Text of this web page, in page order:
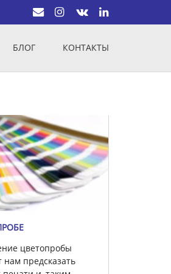
БЛОГ КОНТАКТЫ
цветопробы
нам предсказать